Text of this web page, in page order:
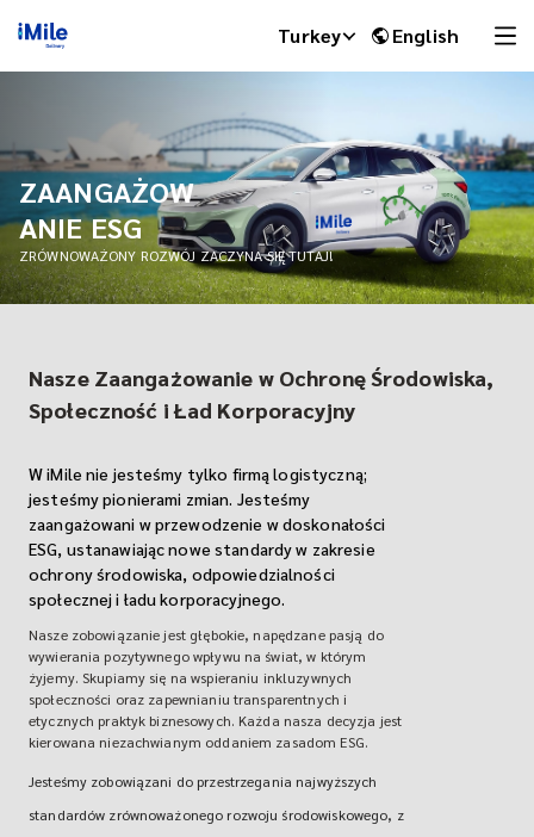
Turkey English
ZAANGAŻOW
ANIE ESG
ZRÓWNOWAŻONY ROZWÓJ ZACZYNA SIĘ TUTAJ!
Nasze Zaangażowanie w Ochronę Środowiska,
Społeczność i Ład Korporacyjny
W iMile nie jesteśmy tylko firmą logistyczną;
jesteśmy pionierami zmian. Jesteśmy
zaangażowani w przewodzenie w doskonałości
ESG, ustanawiając nowe standardy w zakresie
ochrony środowiska, odpowiedzialności
społecznej i ładu korporacyjnego.
Nasze zobowiązanie jest głębokie, napędzane pasją do
wywierania pozytywnego wpływu na świat, w którym
żyjemy. Skupiamy się na wspieraniu inkluzywnych
społeczności oraz zapewnianiu transparentnych i
etycznych praktyk biznesowych. Każda nasza decyzja jest
kierowana niezachwianym oddaniem zasadom ESG.
Jesteśmy zobowiązani do przestrzegania najwyższych
standardów zrównoważonego rozwoju środowiskowego, z
iMile Chat